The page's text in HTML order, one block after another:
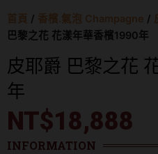
首頁 / 香檳.氣泡 Champagne /
巴黎之花 花漾年華香檳1990年
皮耶爵 巴黎之花
年
NT$18,888
INFORMATION